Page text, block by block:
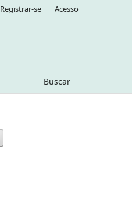
Buscar
Registrar-se Acesso